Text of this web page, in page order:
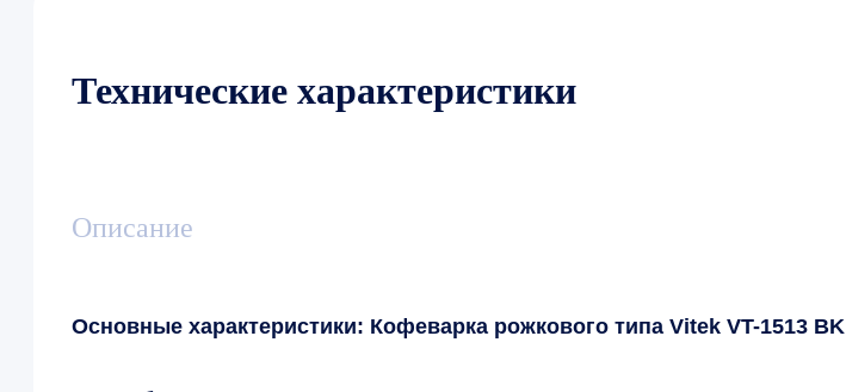
Технические характеристики
Описание
Основные характеристики: Кофеварка рожкового типа Vitek VT-1513 BK